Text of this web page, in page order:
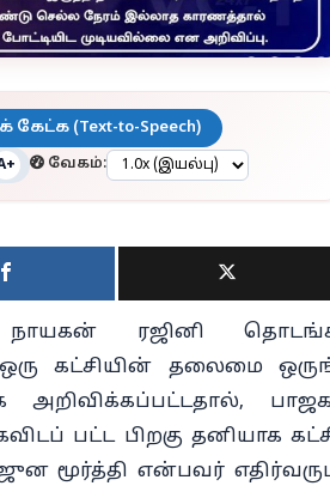
(Text-to-Speech)
வேகம்:
ரஜினி
ஒரு கட்சியின் தலைமை
அறிவிக்கப்பட்டதால்,
பட்ட பிறகு தனியாக
மூர்த்தி என்பவர்